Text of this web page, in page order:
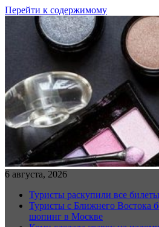
Перейти к содержимому
6 августа, 2026
Туристы раскупили все
Туристы с Ближнего Востока
шопинг в Москве